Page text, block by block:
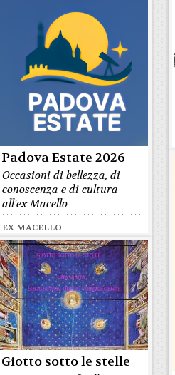
Padova Estate 2026
Occasioni di bellezza, di
conoscenza e di cultura
all'ex Macello
EX MACELLO
Giotto sotto le stelle